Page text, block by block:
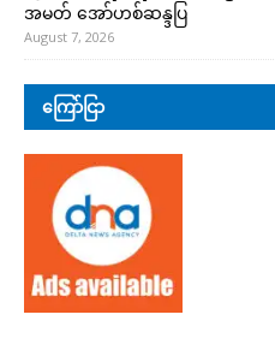
အမတ် အော်ဟစ်ဆန္ဒပြ
August 7, 2026
ကြော်ငြာ